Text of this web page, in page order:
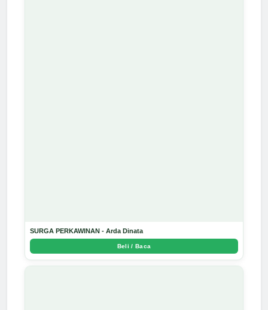
SURGA PERKAWINAN - Arda Dinata
Beli / Baca